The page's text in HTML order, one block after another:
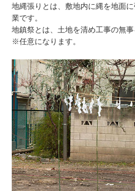
地縄張りとは、敷地内に縄を地面
業です。
地鎮祭とは、土地を清め工事の無事
※任意になります。